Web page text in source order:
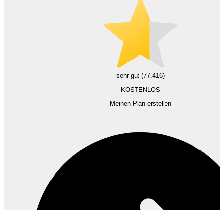
sehr gut (77.416)
KOSTENLOS
Meinen Plan erstellen